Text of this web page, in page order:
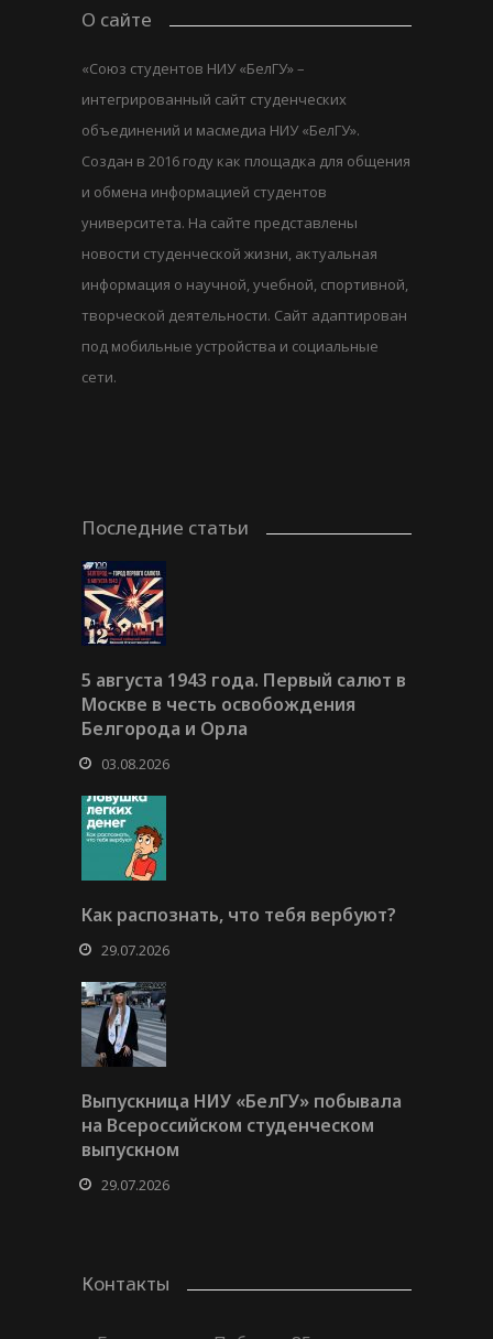
О сайте
«Союз студентов НИУ «БелГУ» –
интегрированный сайт студенческих
объединений и масмедиа НИУ «БелГУ».
Создан в 2016 году как площадка для общения
и обмена информацией студентов
университета. На сайте представлены
новости студенческой жизни, актуальная
информация о научной, учебной, спортивной,
творческой деятельности. Сайт адаптирован
под мобильные устройства и социальные
сети.
Последние статьи
5 августа 1943 года. Первый салют в
Москве в честь освобождения
Белгорода и Орла
03.08.2026
Как распознать, что тебя вербуют?
29.07.2026
Выпускница НИУ «БелГУ» побывала
на Всероссийском студенческом
выпускном
29.07.2026
Контакты